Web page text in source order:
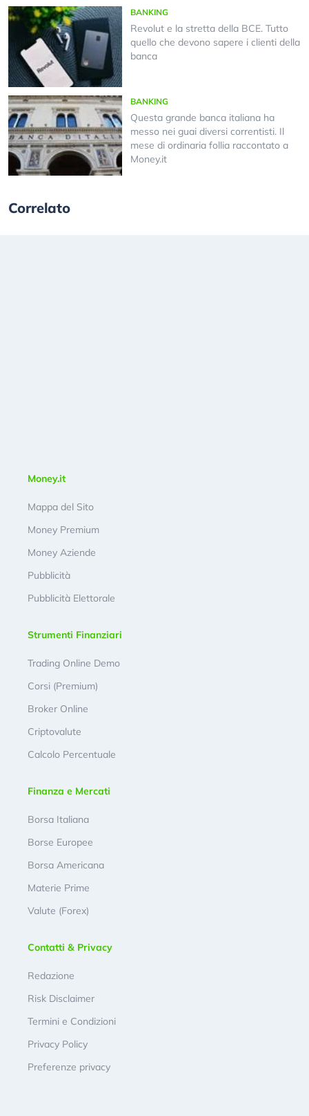
BANKING
Revolut e la stretta della BCE. Tutto
quello che devono sapere i clienti della
banca
BANKING
Questa grande banca italiana ha
messo nei guai diversi correntisti. Il
mese di ordinaria follia raccontato a
Money.it
Correlato
Money.it
Mappa del Sito
Money Premium
Money Aziende
Pubblicità
Pubblicità Elettorale
Strumenti Finanziari
Trading Online Demo
Corsi (Premium)
Broker Online
Criptovalute
Calcolo Percentuale
Finanza e Mercati
Borsa Italiana
Borse Europee
Borsa Americana
Materie Prime
Valute (Forex)
Contatti & Privacy
Redazione
Risk Disclaimer
Termini e Condizioni
Privacy Policy
Preferenze privacy